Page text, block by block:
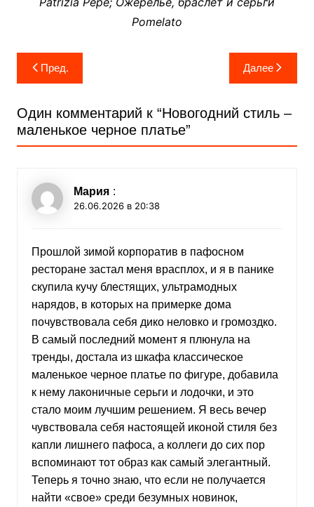
Pomelato
Навигация
по
записям
Пред. Далее
Один комментарий к “Новогодний стиль –
маленькое черное платье”
Мария :
26.06.2026 в 20:38
Прошлой зимой корпоратив в пафосном
ресторане застал меня врасплох, и я в панике
скупила кучу блестящих, ультрамодных
нарядов, в которых на примерке дома
почувствовала себя дико неловко и громоздко.
В самый последний момент я плюнула на
тренды, достала из шкафа классическое
маленькое черное платье по фигуре, добавила
к нему лаконичные серьги и лодочки, и это
стало моим лучшим решением. Я весь вечер
чувствовала себя настоящей иконой стиля без
капли лишнего пафоса, а коллеги до сих пор
вспоминают тот образ как самый элегантный.
Теперь я точно знаю, что если не получается
найти «свое» среди безумных новинок,